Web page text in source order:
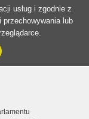
usług i zgodnie z
lub